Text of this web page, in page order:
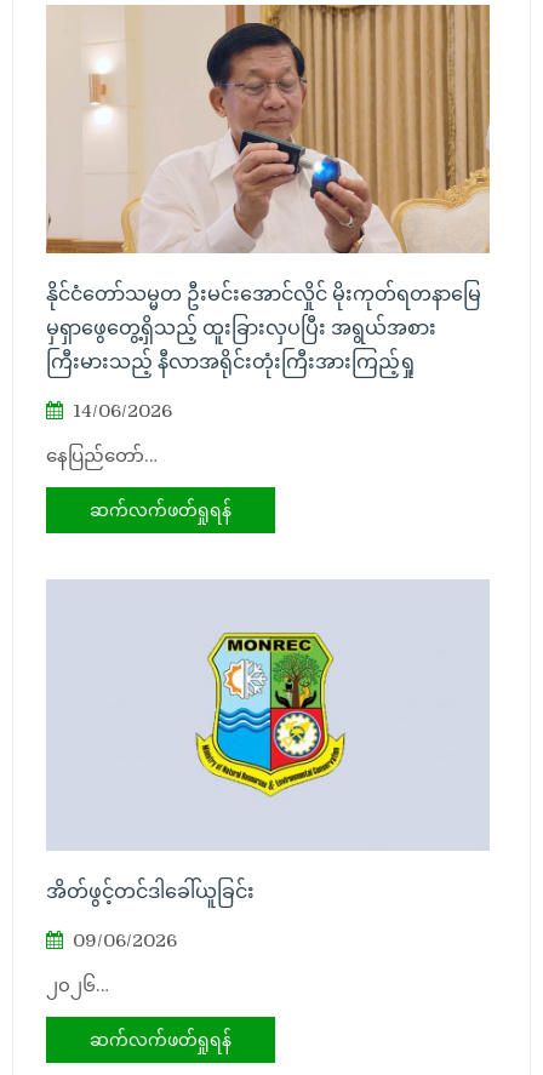
နိုင်ငံတော်သမ္မတ ဦးမင်းအောင်လှိုင် မိုးကုတ်ရတနာမြေ
မှရှာဖွေတွေ့ရှိသည့် ထူးခြားလှပပြီး အရွယ်အစား
ကြီးမားသည့် နီလာအရိုင်းတုံးကြီးအားကြည့်ရှု
14/06/2026
နေပြည်တော်…
ဆက်လက်ဖတ်ရှုရန်
အိတ်ဖွင့်တင်ဒါခေါ်ယူခြင်း
09/06/2026
၂၀၂၆…
ဆက်လက်ဖတ်ရှုရန်